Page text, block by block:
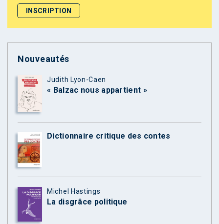
Nouveautés
Judith Lyon-Caen
« Balzac nous appartient »
Dictionnaire critique des contes
Michel Hastings
La disgrâce politique